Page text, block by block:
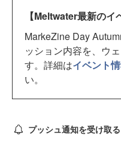
【Meltwater最新のイ
MarkeZine Day
ッション内容を、ウ
す。詳細はイベント
い。
プッシュ通知を受け取る